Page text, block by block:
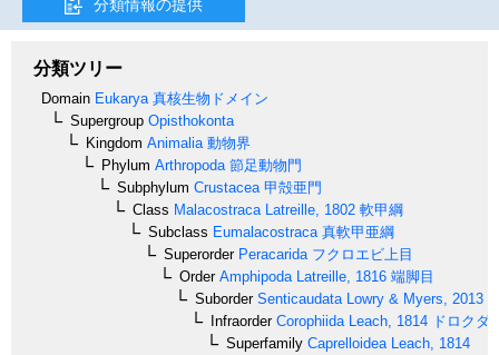
分類情報の提供
分類ツリー
Domain Eukarya 真核生物ドメイン
Supergroup Opisthokonta
Kingdom Animalia 動物界
Phylum Arthropoda 節足動物門
Subphylum Crustacea 甲殻亜門
Class Malacostraca Latreille, 1802 軟甲綱
Subclass Eumalacostraca 真軟甲亜綱
SuperorderPeracarida フクロエビ上目
OrderAmphipoda Latreille, 1816 端脚目
SuborderSenticaudata Lowry & Myers, 2013
InfraorderCorophiida Leach, 1814 ドロクダ
Superfamily Caprelloidea Leach, 1814